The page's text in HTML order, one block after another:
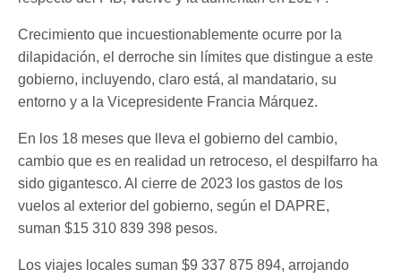
Crecimiento que incuestionablemente ocurre por la
dilapidación, el derroche sin límites que distingue a este
gobierno, incluyendo, claro está, al mandatario, su
entorno y a la Vicepresidente Francia Márquez.
En los 18 meses que lleva el gobierno del cambio,
cambio que es en realidad un retroceso, el despilfarro ha
sido gigantesco. Al cierre de 2023 los gastos de los
vuelos al exterior del gobierno, según el DAPRE,
suman $15 310 839 398 pesos.
Los viajes locales suman $9 337 875 894, arrojando